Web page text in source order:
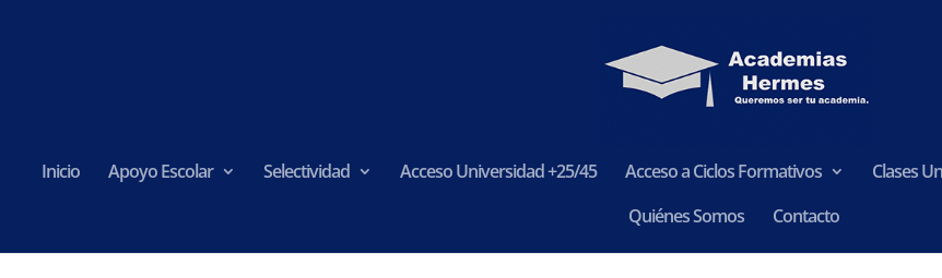
Inicio Apoyo Escolar Selectividad Acceso Universidad +25/45 Acceso a Ciclos Formativos Clases
Quiénes Somos
Contacto